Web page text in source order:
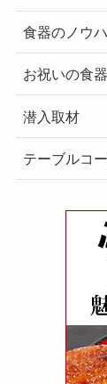
食器のノウ
お祝いの食器
潜入取材
テーブルコ